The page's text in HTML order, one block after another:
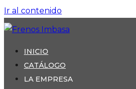
Ir al contenido
INICIO
CATÁLOGO
LA EMPRESA